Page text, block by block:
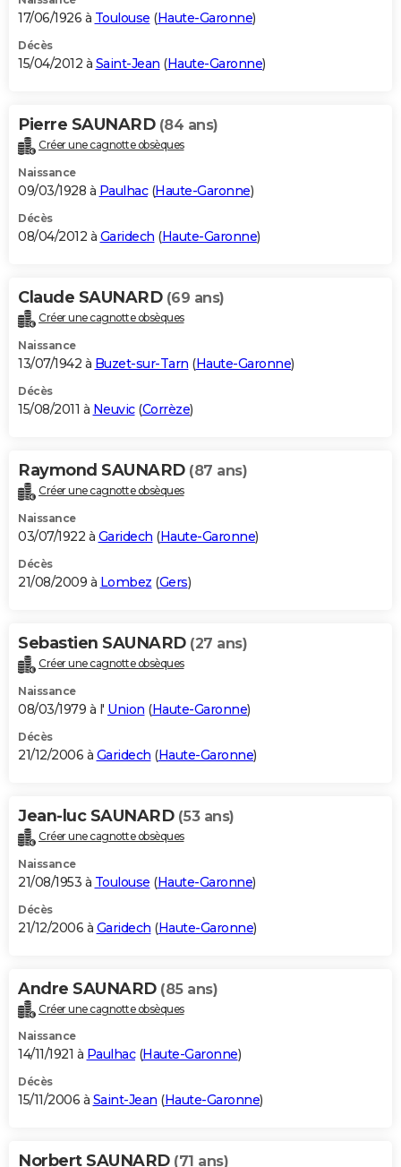
17/06/1926 à Toulouse (Haute-Garonne)
Décès
15/04/2012 à Saint-Jean (Haute-Garonne)
Pierre SAUNARD (84 ans)
Créer une cagnotte obsèques
Naissance
09/03/1928 à Paulhac(Haute-Garonne)
Décès
08/04/2012 à Garidech (Haute-Garonne)
Claude SAUNARD (69 ans)
Créer une cagnotte obsèques
Naissance
13/07/1942 à Buzet-sur-Tarn (Haute-Garonne)
Décès
15/08/2011 à Neuvic(Corrèze)
Raymond SAUNARD (87 ans)
Créer une cagnotte obsèques
Naissance
03/07/1922 à Garidech (Haute-Garonne)
Décès
21/08/2009 à Lombez (Gers)
Sebastien SAUNARD (27 ans)
Créer une cagnotte obsèques
Naissance
08/03/1979 à l' Union (Haute-Garonne)
Décès
21/12/2006 à Garidech (Haute-Garonne)
Jean-luc SAUNARD (53 ans)
Créer une cagnotte obsèques
Naissance
21/08/1953 à Toulouse (Haute-Garonne)
Décès
21/12/2006 à Garidech (Haute-Garonne)
Andre SAUNARD (85 ans)
Créer une cagnotte obsèques
Naissance
14/11/1921 à Paulhac(Haute-Garonne)
Décès
15/11/2006 à Saint-Jean (Haute-Garonne)
Norbert SAUNARD (71 ans)